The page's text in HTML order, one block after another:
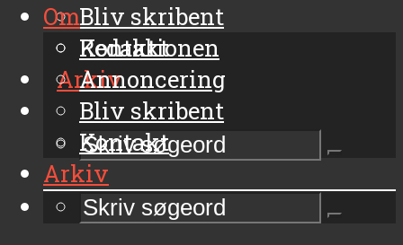
Bliv skribent
Kontakt
Arkiv
Om
Redaktionen
Annoncering
Bliv skribent
Kontakt
Arkiv